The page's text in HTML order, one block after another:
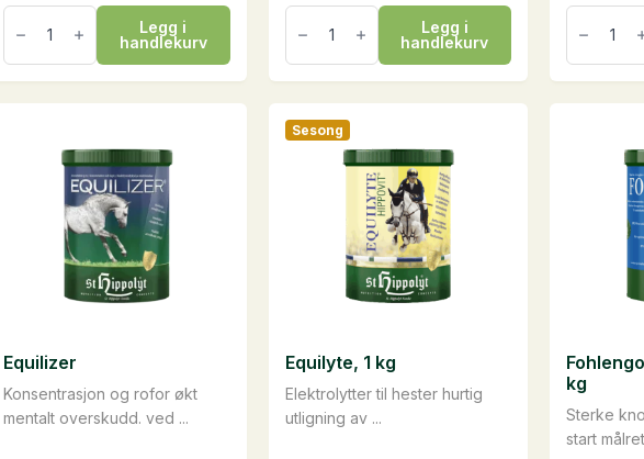
AstraVital
LIQUID,
liter
antall
Legg i
handlekurv
Biotin,
antall
Legg i
handlekurv
antall
Konsentrasjon og rofor økt
mentalt overskudd. ved ...
Equilizer
Sesong
Elektrolytter til hester hurtig
utligning av ...
Equilyte, 1 kg
Sterke
start
kg